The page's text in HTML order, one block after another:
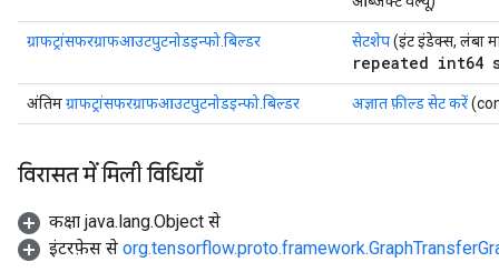
ग्राफट्रांसफरग्राफआउटपुटनोडइन्फो.बिल्डर सेटशेप(इंट इंडेक्स, लंबा
repeated int64
अंतिमग्राफट्रांसफरग्राफआउटपुटनोडइन्फो.बिल्डर अज्ञात फ़ील्ड सेट करें
विरासत में मिली विधियाँ
कक्षा java.lang.Object से
इंटरफ़ेस से